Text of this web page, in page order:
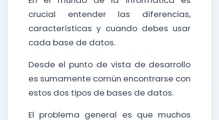
crucial entender las diferencias,
características y cuando debes usar
cada base de datos.
Desde el punto de vista de desarrollo
es sumamente común encontrarse con
estos dos tipos de bases de datos.
El problema general es que muchos